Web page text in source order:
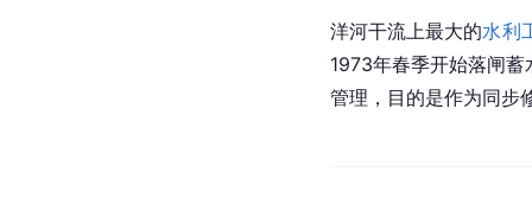
洋河干流上最大的水利
1973年春季开始落闸
管理，目的是作为同步